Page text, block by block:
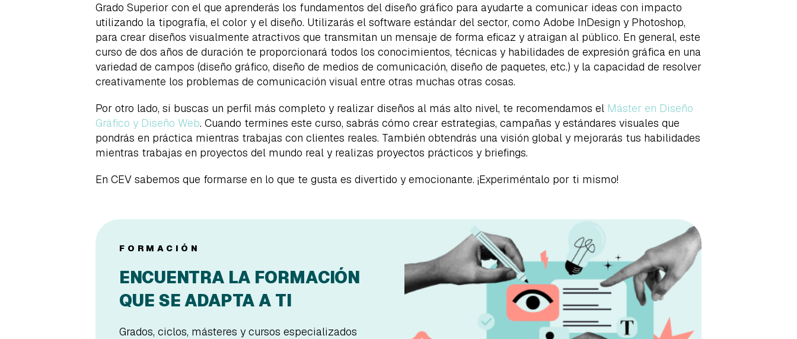
Grado Superior con el que aprenderás los fundamentos del diseño gráfico para ayudarte a comunicar ideas con impacto
utilizando la tipografía, el color y el diseño. Utilizarás el software estándar del sector, como Adobe InDesign y Photoshop,
para crear diseños visualmente atractivos que transmitan un mensaje de forma eficaz y atraigan al público. En general, este
curso de dos años de duración te proporcionará todos los conocimientos, técnicas y habilidades de expresión gráfica en una
variedad de campos (diseño gráfico, diseño de medios de comunicación, diseño de paquetes, etc.) y la capacidad de resolver
creativamente los problemas de comunicación visual entre otras muchas otras cosas.
Por otro lado, si buscas un perfil más completo y realizar diseños al más alto nivel, te recomendamos el Máster en Diseño
Gráfico y Diseño Web. Cuando termines este curso, sabrás cómo crear estrategias, campañas y estándares visuales que
pondrás en práctica mientras trabajas con clientes reales. También obtendrás una visión global y mejorarás tus habilidades
mientras trabajas en proyectos del mundo real y realizas proyectos prácticos y briefings.
En CEV sabemos que formarse en lo que te gusta es divertido y emocionante. ¡Experiméntalo por ti mismo!
FORMACIÓN
ENCUENTRA LA FORMACIÓN
QUE SE ADAPTA A TI
Grados, ciclos, másteres y cursos especializados